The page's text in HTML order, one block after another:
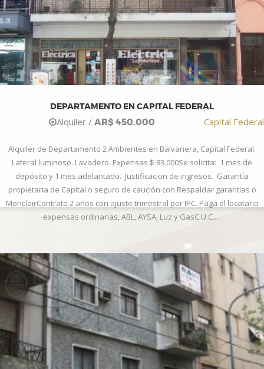
DEPARTAMENTO EN CAPITAL FEDERAL
Alquiler / AR$ 450.000 Capital Federal
Alquiler de Departamento 2 Ambientes en Balvanera, Capital Federal.
Lateral luminoso. Lavadero. Expensas $ 83.000Se solicita: 1 mes de
depósito y 1 mes adelantado. Justificacion de ingresos. Garantía
propietaria de Capital o seguro de caución con Respaldar garantías o
MonclairContrato 2 años con ajuste trimestral por IPC. Paga el locatario
expensas ordinarias, ABL, AYSA, Luz y GasC.U.C.…